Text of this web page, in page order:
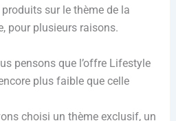
sur le thème de la
pour plusieurs raisons.
pensons que l’offre Lifestyle
plus faible que celle
choisi un thème exclusif, un